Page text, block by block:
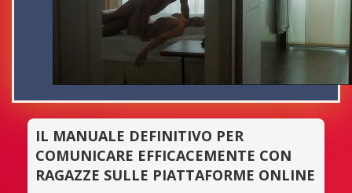
IL MANUALE DEFINITIVO PER
COMUNICARE EFFICACEMENTE CON
RAGAZZE SULLE PIATTAFORME ONLINE